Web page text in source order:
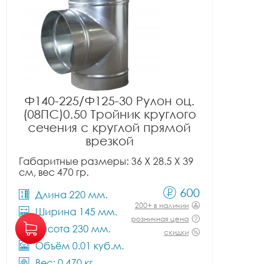
Ф140-225/Ф125-30 Рулон оц.
(08ПС)0.50 Тройник круглого
сечения с круглой прямой
врезкой
Габаритные размеры: 36 X 28.5 X 39
см, вес 470 гр.
Длина 220 мм.
Ширина 145 мм.
Высота 230 мм.
Объём 0.01 куб.м.
600
200+ в наличии
розничная цена
скидки